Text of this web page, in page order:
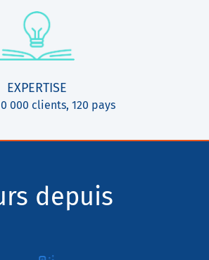
EXPERTISE
000 clients, 120 pays
depuis